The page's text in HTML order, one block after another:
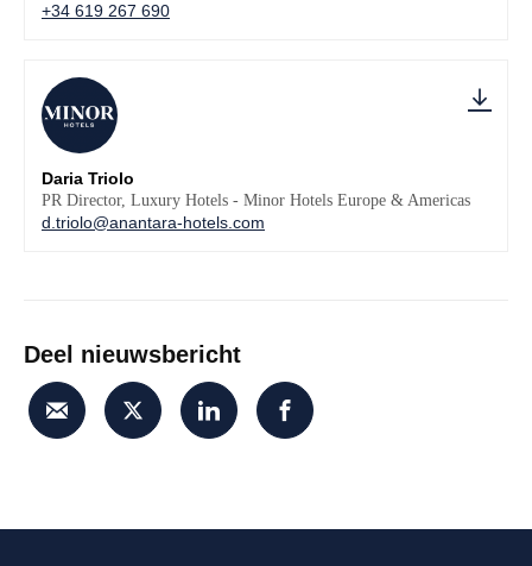
+34 619 267 690
Daria Triolo
PR Director, Luxury Hotels - Minor Hotels Europe & Americas
d.triolo@anantara-hotels.com
Deel nieuwsbericht